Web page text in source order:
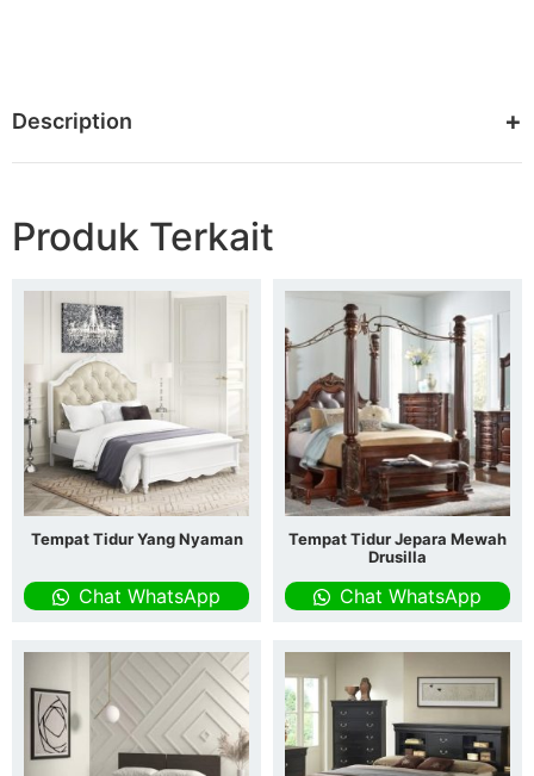
Description
Produk Terkait
Tempat Tidur Yang Nyaman
Chat WhatsApp
Tempat Tidur Jepara Mewah
Drusilla
Chat WhatsApp